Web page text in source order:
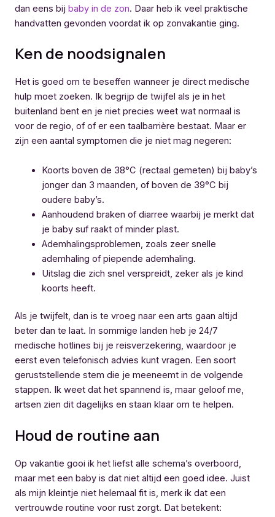
dan eens bij baby in de zon. Daar heb ik veel praktische
handvatten gevonden voordat ik op zonvakantie ging.
Ken de noodsignalen
Het is goed om te beseffen wanneer je direct medische
hulp moet zoeken. Ik begrijp de twijfel als je in het
buitenland bent en je niet precies weet wat normaal is
voor de regio, of of er een taalbarrière bestaat. Maar er
zijn een aantal symptomen die je niet mag negeren:
Koorts boven de 38°C (rectaal gemeten) bij baby’s
jonger dan 3 maanden, of boven de 39°C bij
oudere baby’s.
Aanhoudend braken of diarree waarbij je merkt dat
je baby suf raakt of minder plast.
Ademhalingsproblemen, zoals zeer snelle
ademhaling of piepende ademhaling.
Uitslag die zich snel verspreidt, zeker als je kind
koorts heeft.
Als je twijfelt, dan is te vroeg naar een arts gaan altijd
beter dan te laat. In sommige landen heb je 24/7
medische hotlines bij je reisverzekering, waardoor je
eerst even telefonisch advies kunt vragen. Een soort
geruststellende stem die je meeneemt in de volgende
stappen. Ik weet dat het spannend is, maar geloof me,
artsen zien dit dagelijks en staan klaar om te helpen.
Houd de routine aan
Op vakantie gooi ik het liefst alle schema’s overboord,
maar met een baby is dat niet altijd een goed idee. Juist
als mijn kleintje niet helemaal fit is, merk ik dat een
vertrouwde routine voor rust zorgt. Dat betekent: